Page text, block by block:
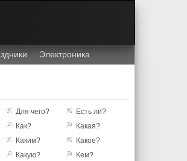
Электроника
Для чего?
Есть ли?
Как?
Какая?
Каким?
Какое?
Какую?
Кем?